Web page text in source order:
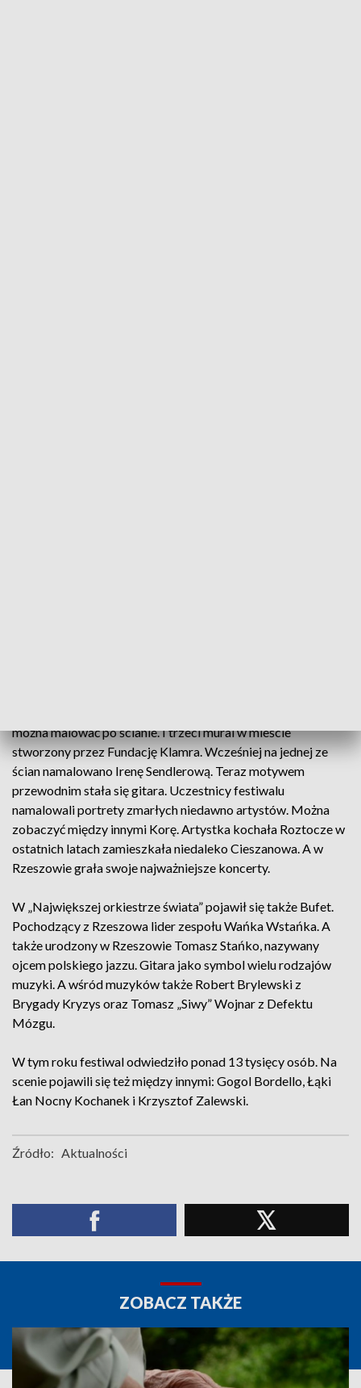
można malować po ścianie. I trzeci mural w mieście
stworzony przez Fundację Klamra. Wcześniej na jednej ze
ścian namalowano Irenę Sendlerową. Teraz motywem
przewodnim stała się gitara. Uczestnicy festiwalu
namalowali portrety zmarłych niedawno artystów. Można
zobaczyć między innymi Korę. Artystka kochała Roztocze w
ostatnich latach zamieszkała niedaleko Cieszanowa. A w
Rzeszowie grała swoje najważniejsze koncerty.
W „Największej orkiestrze świata” pojawił się także Bufet.
Pochodzący z Rzeszowa lider zespołu Wańka Wstańka. A
także urodzony w Rzeszowie Tomasz Stańko, nazywany
ojcem polskiego jazzu. Gitara jako symbol wielu rodzajów
muzyki. A wśród muzyków także Robert Brylewski z
Brygady Kryzys oraz Tomasz „Siwy” Wojnar z Defektu
Mózgu.
W tym roku festiwal odwiedziło ponad 13 tysięcy osób. Na
scenie pojawili się też między innymi: Gogol Bordello, Łąki
Łan Nocny Kochanek i Krzysztof Zalewski.
Źródło: Aktualności
ZOBACZ TAKŻE